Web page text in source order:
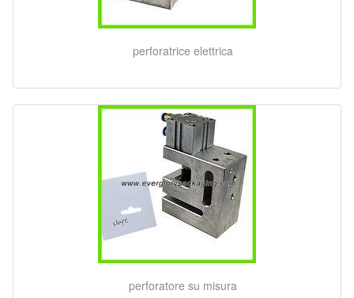
perforatrice elettrica
perforatore su misura